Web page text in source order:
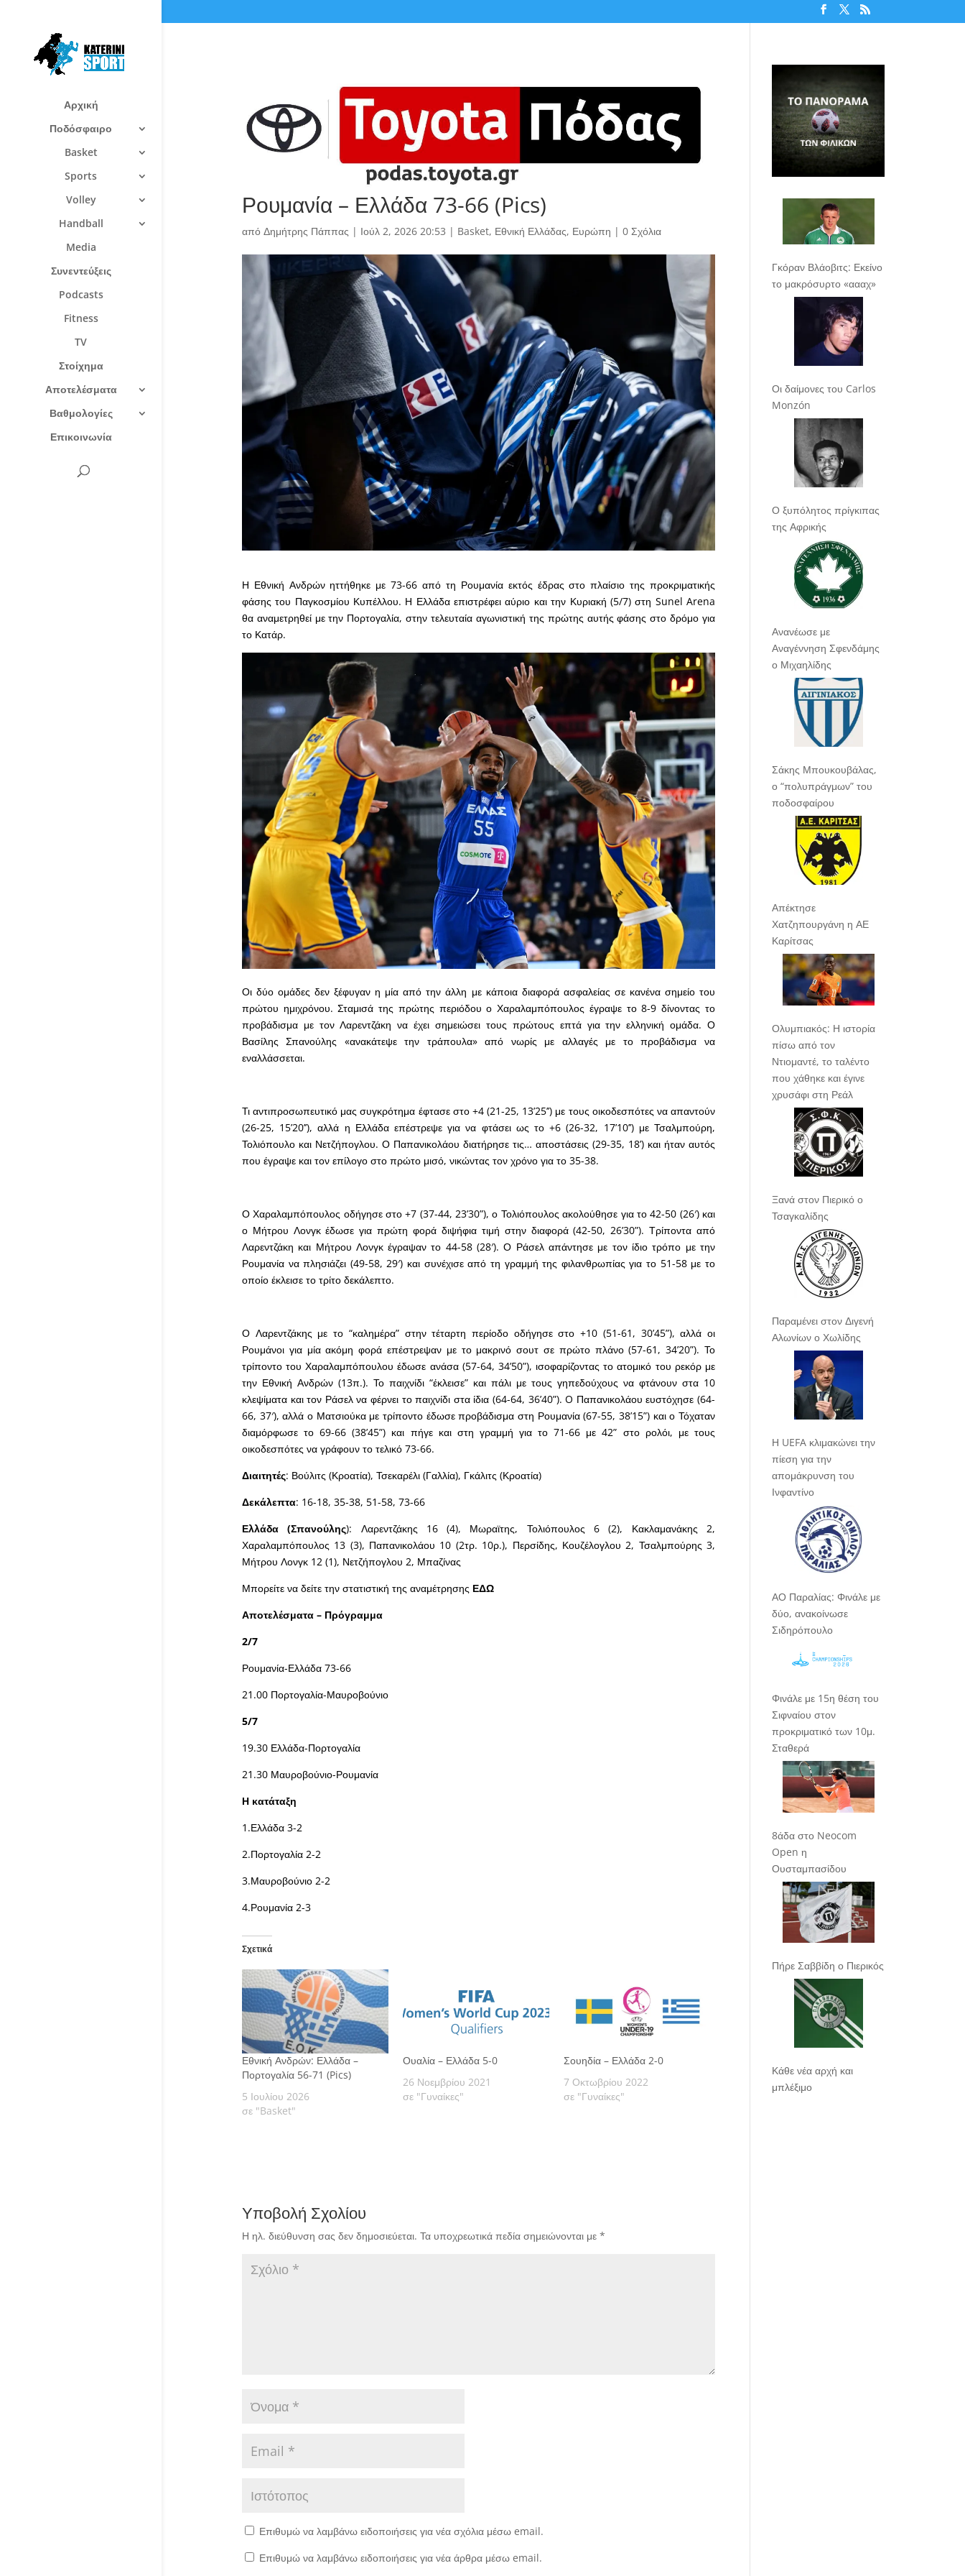
Αρχική
Ποδόσφαιρο
Basket
Sports
Volley
Handball
Media
Συνεντεύξεις
Podcasts
Fitness
TV
Στοίχημα
Αποτελέσματα
Βαθμολογίες
Επικοινωνία
Ρουμανία – Ελλάδα 73-66 (Pics)
από Δημήτρης Πάππας | Ιούλ 2, 2026 20:53 | Basket, Εθνική Ελλάδας, Ευρώπη | 0 Σχόλια
Η Εθνική Ανδρών ηττήθηκε με 73-66 από τη Ρουμανία εκτός έδρας στο πλαίσιο της προκριματικής
φάσης του Παγκοσμίου Κυπέλλου. Η Ελλάδα επιστρέφει αύριο και την Κυριακή (5/7) στη Sunel Arena
θα αναμετρηθεί με την Πορτογαλία, στην τελευταία αγωνιστική της πρώτης αυτής φάσης στο δρόμο για
το Κατάρ.
Οι δύο ομάδες δεν ξέφυγαν η μία από την άλλη με κάποια διαφορά ασφαλείας σε κανένα σημείο του
πρώτου ημιχρόνου. Σταμισά της πρώτης περιόδου ο Χαραλαμπόπουλος έγραψε το 8-9 δίνοντας το
προβάδισμα με τον Λαρεντζάκη να έχει σημειώσει τους πρώτους επτά για την ελληνική ομάδα. Ο
Βασίλης Σπανούλης «ανακάτεψε την τράπουλα» από νωρίς με αλλαγές με το προβάδισμα να
εναλλάσσεται.
Τι αντιπροσωπευτικό μας συγκρότημα έφτασε στο +4 (21-25, 13’25’’) με τους οικοδεσπότες να απαντούν
(26-25, 15’20’’), αλλά η Ελλάδα επέστρεψε για να φτάσει ως το +6 (26-32, 17’10’’) με Τσαλμπούρη,
Τολιόπουλο και Νετζήπογλου. Ο Παπανικολάου διατήρησε τις… αποστάσεις (29-35, 18’) και ήταν αυτός
που έγραψε και τον επίλογο στο πρώτο μισό, νικώντας τον χρόνο για το 35-38.
Ο Χαραλαμπόπουλος οδήγησε στο +7 (37-44, 23’30”), ο Τολιόπουλος ακολούθησε για το 42-50 (26′) και
ο Μήτρου Λονγκ έδωσε για πρώτη φορά διψήφια τιμή στην διαφορά (42-50, 26’30”). Τρίποντα από
Λαρεντζάκη και Μήτρου Λονγκ έγραψαν το 44-58 (28′). Ο Ράσελ απάντησε με τον ίδιο τρόπο με την
Ρουμανία να πλησιάζει (49-58, 29′) και συνέχισε από τη γραμμή της φιλανθρωπίας για το 51-58 με το
οποίο έκλεισε το τρίτο δεκάλεπτο.
Ο Λαρεντζάκης με το “καλημέρα” στην τέταρτη περίοδο οδήγησε στο +10 (51-61, 30’45”), αλλά οι
Ρουμάνοι για μία ακόμη φορά επέστρεψαν με το μακρινό σουτ σε πρώτο πλάνο (57-61, 34’20”). Το
τρίποντο του Χαραλαμπόπουλου έδωσε ανάσα (57-64, 34’50”), ισοφαρίζοντας το ατομικό του ρεκόρ με
την Εθνική Ανδρών (13π.). Το παιχνίδι “έκλεισε” και πάλι με τους γηπεδούχους να φτάνουν στα 10
κλεψίματα και τον Ράσελ να φέρνει το παιχνίδι στα ίδια (64-64, 36’40”). O Παπανικολάου ευστόχησε (64-
66, 37′), αλλά ο Ματσιούκα με τρίποντο έδωσε προβάδισμα στη Ρουμανία (67-55, 38’15”) και ο Τόχαταν
διαμόρφωσε το 69-66 (38’45”) και πήγε και στη γραμμή για το 71-66 με 42” στο ρολόι, με τους
οικοδεσπότες να γράφουν το τελικό 73-66.
Διαιτητές: Βούλιτς (Κροατία), Τσεκαρέλι (Γαλλία), Γκάλιτς (Κροατία)
Δεκάλεπτα: 16-18, 35-38, 51-58, 73-66
Ελλάδα (Σπανούλης): Λαρεντζάκης 16 (4), Μωραϊτης, Τολιόπουλος 6 (2), Κακλαμανάκης 2,
Χαραλαμπόπουλος 13 (3), Παπανικολάου 10 (2τρ. 10ρ.), Περσίδης, Κουζέλογλου 2, Τσαλμπούρης 3,
Μήτρου Λονγκ 12 (1), Νετζήπογλου 2, Μπαζίνας
Μπορείτε να δείτε την στατιστική της αναμέτρησης ΕΔΩ
Αποτελέσματα – Πρόγραμμα
2/7
Ρουμανία-Ελλάδα 73-66
21.00 Πορτογαλία-Μαυροβούνιο
5/7
19.30 Ελλάδα-Πορτογαλία
21.30 Μαυροβούνιο-Ρουμανία
Η κατάταξη
1.Ελλάδα 3-2
2.Πορτογαλία 2-2
3.Μαυροβούνιο 2-2
4.Ρουμανία 2-3
Σχετικά
Εθνική Ανδρών: Ελλάδα –
Πορτογαλία 56-71 (Pics)
5 Ιουλίου 2026
σε "Basket"
Ουαλία – Ελλάδα 5-0
26 Νοεμβρίου 2021
σε "Γυναίκες"
Σουηδία – Ελλάδα 2-0
7 Οκτωβρίου 2022
σε "Γυναίκες"
Υποβολή Σχολίου
Η ηλ. διεύθυνση σας δεν δημοσιεύεται. Τα υποχρεωτικά πεδία σημειώνονται με *
Επιθυμώ να λαμβάνω ειδοποιήσεις για νέα σχόλια μέσω email.
Επιθυμώ να λαμβάνω ειδοποιήσεις για νέα άρθρα μέσω email.
Γκόραν Βλάοβιτς: Εκείνο
το μακρόσυρτο «αααχ»
Οι δαίμονες του Carlos
Monzón
Ο ξυπόλητος πρίγκιπας
της Αφρικής
Ανανέωσε με
Αναγέννηση Σφενδάμης
ο Μιχαηλίδης
Σάκης Μπουκουβάλας,
ο “πολυπράγμων” του
ποδοσφαίρου
Απέκτησε
Χατζηπουργάνη η ΑΕ
Καρίτσας
Ολυμπιακός: Η ιστορία
πίσω από τον
Ντιομαντέ, το ταλέντο
που χάθηκε και έγινε
χρυσάφι στη Ρεάλ
Ξανά στον Πιερικό ο
Τσαγκαλίδης
Παραμένει στον Διγενή
Αλωνίων ο Χωλίδης
Η UEFA κλιμακώνει την
πίεση για την
απομάκρυνση του
Ινφαντίνο
ΑΟ Παραλίας: Φινάλε με
δύο, ανακοίνωσε
Σιδηρόπουλο
Φινάλε με 15η θέση του
Σιφναίου στον
προκριματικό των 10μ.
Σταθερά
8άδα στο Neocom
Open η
Ουσταμπασίδου
Πήρε Σαββίδη ο Πιερικός
Κάθε νέα αρχή και
μπλέξιμο